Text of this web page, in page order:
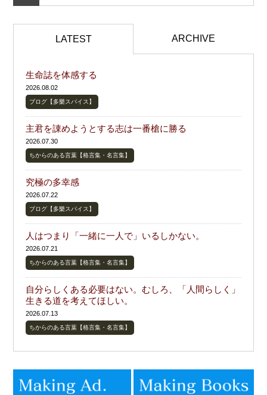
LATEST ARCHIVE
生命誌を体感する
2026.08.02
ブログ【多樂スパイス】
主君を諌めようとする志は一番槍に勝る
2026.07.30
ちからのある言葉【格言集・名言集】
究極の多幸感
2026.07.22
ブログ【多樂スパイス】
人はつまり「一緒に一人で」いるしかない。
2026.07.21
ちからのある言葉【格言集・名言集】
自分らしくある必要はない。むしろ、「人間らしく」
生きる道を考えてほしい。
2026.07.13
ちからのある言葉【格言集・名言集】